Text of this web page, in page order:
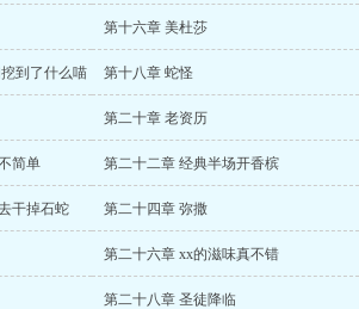
第十六章 美杜莎
到了什么喵 第十八章 蛇怪
第二十章 老资历
简单 第二十二章 经典半场开香槟
干掉石蛇 第二十四章 弥撒
第二十六章 xx的滋味真不错
第二十八章 圣徒降临